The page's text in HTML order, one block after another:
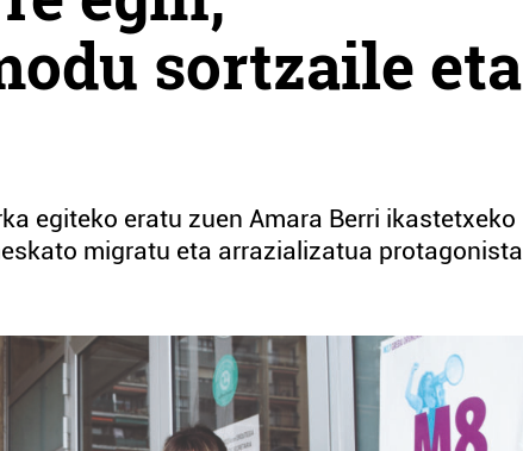
sortzaile eta
egiteko eratu zuen Amara Berri ikastetxeko
migratu eta arrazializatua protagonista